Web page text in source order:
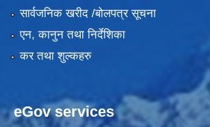
सार्वजनिक खरीद /बोलपत्र सूचना
एन, कानुन तथा निर्देशिका
कर तथा शुल्कहरु
eGov services